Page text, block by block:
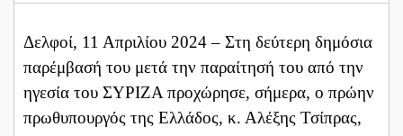
Δελφοί, 11 Απριλίου 2024 – Στη δεύτερη δημόσια
παρέμβασή του μετά την παραίτησή του από την
ηγεσία του ΣΥΡΙΖΑ προχώρησε, σήμερα, ο πρώην
πρωθυπουργός της Ελλάδος, κ. Αλέξης Τσίπρας,